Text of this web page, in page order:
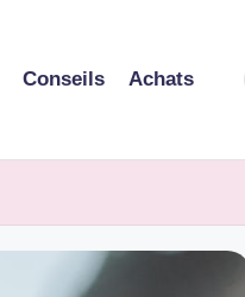
Conseils Achats